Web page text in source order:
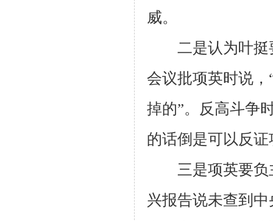
威。
二是认为叶挺
会议批项英时说
掉的”。反高斗争
的话倒是可以反
三是项英要负
兴报告说未查到